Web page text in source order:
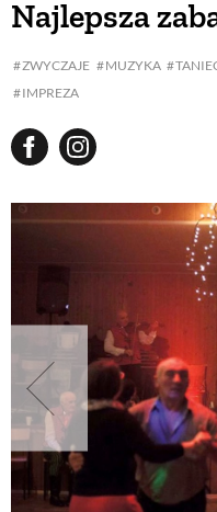
Najlepsza
ZWYCZAJE MUZYKA
IMPREZA